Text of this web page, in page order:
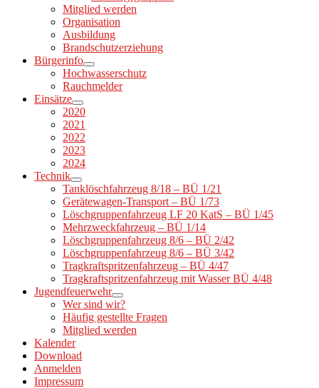
Mitglied werden
Organisation
Ausbildung
Brandschutzerziehung
Bürgerinfo
Hochwasserschutz
Rauchmelder
Einsätze
2020
2021
2022
2023
2024
Technik
Tanklöschfahrzeug 8/18 – BÜ 1/21
Gerätewagen-Transport – BÜ 1/73
Löschgruppenfahrzeug LF 20 KatS – BÜ 1/45
Mehrzweckfahrzeug – BÜ 1/14
Löschgruppenfahrzeug 8/6 – BÜ 2/42
Löschgruppenfahrzeug 8/6 – BÜ 3/42
Tragkraftspritzenfahrzeug – BÜ 4/47
Tragkraftspritzenfahrzeug mit Wasser BÜ 4/48
Jugendfeuerwehr
Wer sind wir?
Häufig gestellte Fragen
Mitglied werden
Kalender
Download
Anmelden
Impressum